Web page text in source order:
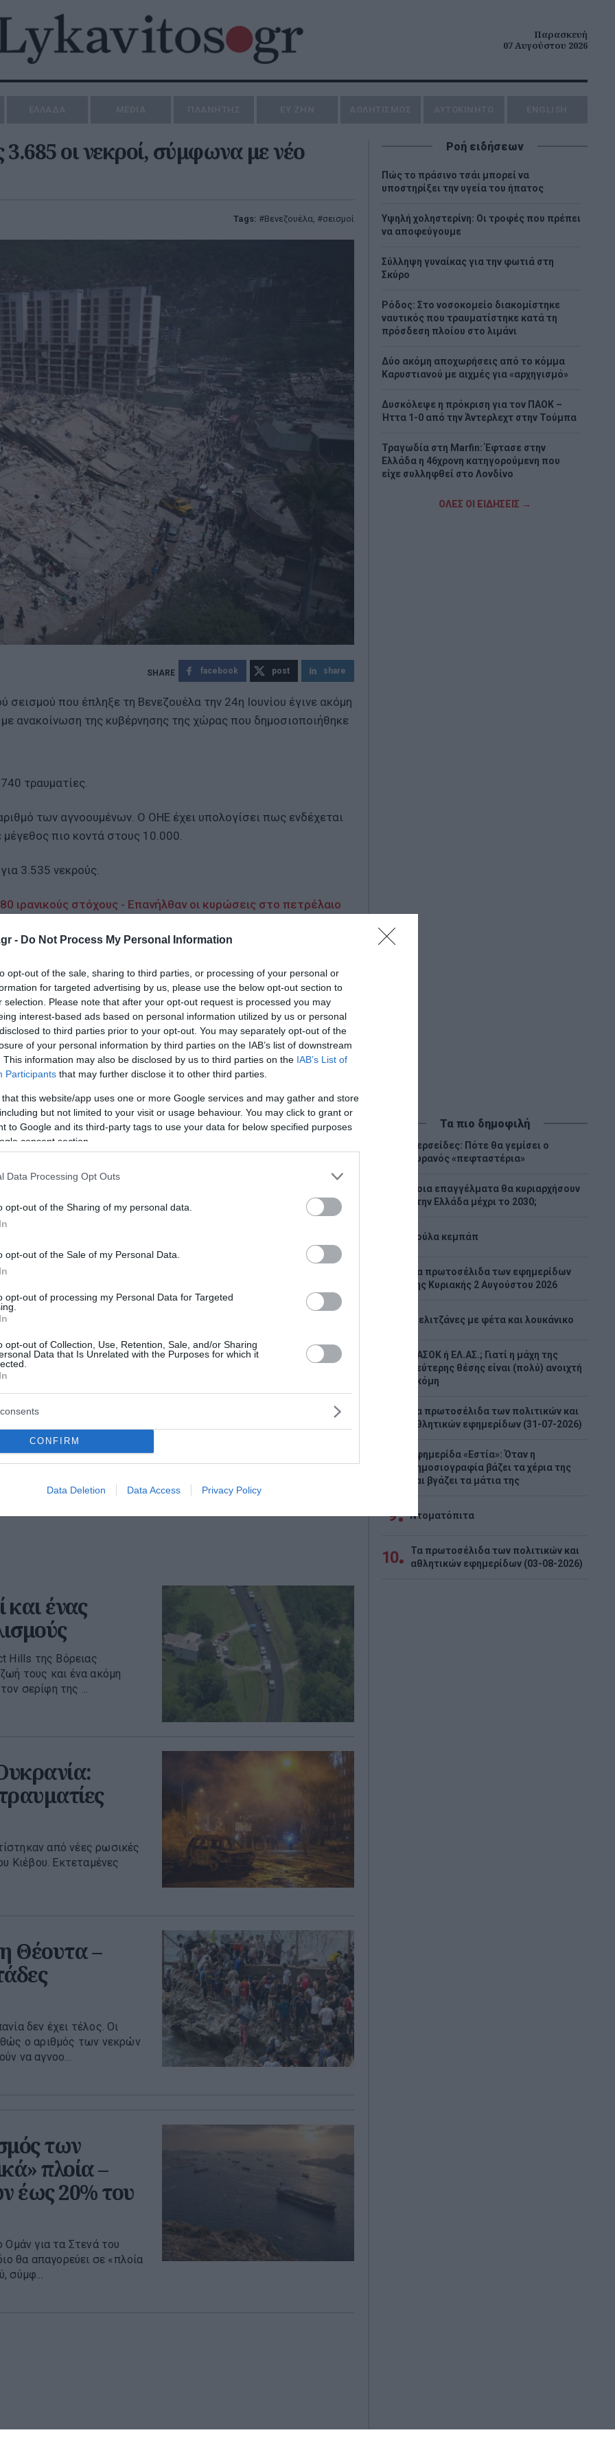
- Do Not Process My Personal Information
opt-out of the sale, sharing to third parties, or processing of your personal or
for targeted advertising by us, please use the below opt-out section to
selection. Please note that after your opt-out request is processed you may
interest-based ads based on personal information utilized by us or personal
to third parties prior to your opt-out. You may separately opt-out of the
of your personal information by third parties on the IAB’s list of downstream
This information may also be disclosed by us to third parties on the IAB’s List of
Participants that may further disclose it to other third parties.
that this website/app uses one or more Google services and may gather and store
but not limited to your visit or usage behaviour. You may click to grant or
to Google and its third-party tags to use your data for below specified purposes
consent section.
Data Processing Opt Outs
opt-out of the Sharing of my personal data.
opt-out of the Sale of my Personal Data.
opt-out of processing my Personal Data for Targeted
opt-out of Collection, Use, Retention, Sale, and/or Sharing
Data that Is Unrelated with the Purposes for which it
CONFIRM
Data Deletion Data Access Privacy Policy
Παρασκευή
07 Αυγούστου 2026
3.685 οι νεκροί, σύμφωνα με νέο
Tags: Βενεζουέλα, σεισμοί
facebook post share
σεισμού που έπληξε τη Βενεζουέλα την 24η Ιουνίου έγινε ακόμη
ανακοίνωση της κυβέρνησης της χώρας που δημοσιοποιήθηκε
τραυματίες.
των αγνοουμένων. Ο ΟΗΕ έχει υπολογίσει πως ενδέχεται
πιο κοντά στους 10.000.
3.535 νεκρούς.
ιρανικούς στόχους - Επανήλθαν οι κυρώσεις στο πετρέλαιο
μετά τις επιθέσεις σε δεξαμενόπλοια στα Στενά του
την Κύπρο - Τα F-35 στην Άγκυρα θα καταστρέψουν την
Lykavitos.gr στο Google News
όλες τις ειδήσεις
Ροή ειδήσεων
Πώς το πράσινο τσάι μπορεί να
υποστηρίξει την υγεία του ήπατος
Υψηλή χοληστερίνη: Οι τροφές που πρέπει
να αποφεύγουμε
Σύλληψη γυναίκας για την φωτιά στη
Σκύρο
Ρόδος: Στο νοσοκομείο διακομίστηκε
ναυτικός που τραυματίστηκε κατά τη
πρόσδεση πλοίου στο λιμάνι
Δύο ακόμη αποχωρήσεις από το κόμμα
Καρυστιανού με αιχμές για «αρχηγισμό»
Δυσκόλεψε η πρόκριση για τον ΠΑΟΚ –
Ήττα 1-0 από την Άντερλεχτ στην Τούμπα
Τραγωδία στη Marfin: Έφτασε στην
Ελλάδα η 46χρονη κατηγορούμενη που
είχε συλληφθεί στο Λονδίνο
Τζόκερ: Η κλήρωση της Πέμπτης - Οι
ΟΛΕΣ ΟΙ ΕΙΔΗΣΕΙΣ →
θέλω να
άνθρωποι» –
για το Ιράν
δήλωσε ότι προτιμά
με το Ιράν αντί της
να συνεχιστεί η
ενώ οι διπλωματικές
Η μυστική συνάντηση του
στο πίσω μέρος αυτοκινήτου
με φιμέ τζάμια
Πεζεσκιάν, και ο νέος ανώτατος ηγέτης
της Ισλαμικής Δημοκρατίας, Μοτζταμπά
αυτοκίνητο μ...
και ένας
Hills της Βόρειας
τους και ένα ακόμη
σερίφη της ...
από νέες ρωσικές
Κιέβου. Εκτεταμένες
Θέουτα –
δεν έχει τέλος. Οι
ο αριθμός των νεκρών
να αγνοο...
των
πλοία –
έως 20% του
Ομάν για τα Στενά του
θα απαγορεύει σε «πλοία
σύμφ...
Τα πιο δημοφιλή
Περσείδες: Πότε θα γεμίσει ο
ουρανός «πεφταστέρια»
Ποια επαγγέλματα θα κυριαρχήσουν
στην Ελλάδα μέχρι το 2030;
Λούλα κεμπάπ
Tα πρωτοσέλιδα των εφημερίδων
της Κυριακής 2 Αυγούστου 2026
Μελιτζάνες με φέτα και λουκάνικο
ΠΑΣΟΚ ή ΕΛ.ΑΣ.; Γιατί η μάχη της
δεύτερης θέσης είναι (πολύ) ανοιχτή
ακόμη
Τα πρωτοσέλιδα των πολιτικών και
αθλητικών εφημερίδων (31-07-2026)
Εφημερίδα «Εστία»: Όταν η
δημοσιογραφία βάζει τα χέρια της
και βγάζει τα μάτια της
9 Ντοματόπιτα
10
Τα πρωτοσέλιδα των πολιτικών και
αθλητικών εφημερίδων (03-08-2026)